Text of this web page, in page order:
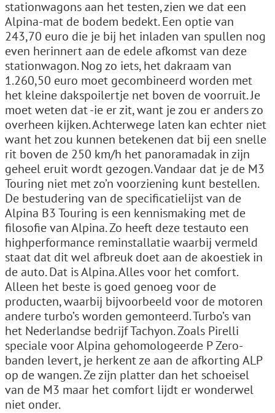
stationwagons aan het testen, zien we dat een
Alpina-mat de bodem bedekt. Een optie van
243,70 euro die je bij het inladen van spullen nog
even herinnert aan de edele afkomst van deze
stationwagon. Nog zo iets, het dakraam van
1.260,50 euro moet gecombineerd worden met
het kleine dakspoilertje net boven de voorruit. Je
moet weten dat -ie er zit, want je zou er anders zo
overheen kijken. Achterwege laten kan echter niet
want het zou kunnen betekenen dat bij een snelle
rit boven de 250 km/h het panoramadak in zijn
geheel eruit wordt gezogen. Vandaar dat je de M3
Touring niet met zo’n voorziening kunt bestellen.
De bestudering van de specificatielijst van de
Alpina B3 Touring is een kennismaking met de
filosofie van Alpina. Zo heeft deze testauto een
highperformance reminstallatie waarbij vermeld
staat dat dit wel afbreuk doet aan de akoestiek in
de auto. Dat is Alpina. Alles voor het comfort.
Alleen het beste is goed genoeg voor de
producten, waarbij bijvoorbeeld voor de motoren
andere turbo’s worden gemonteerd. Turbo’s van
het Nederlandse bedrijf Tachyon. Zoals Pirelli
speciale voor Alpina gehomologeerde P Zero-
banden levert, je herkent ze aan de afkorting ALP
op de wangen. Ze zijn platter dan het schoeisel
van de M3 maar het comfort lijdt er wonderwel
niet onder.